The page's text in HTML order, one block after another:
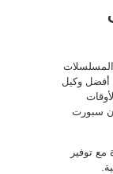
أفضل وكيل
سبورت
توفير